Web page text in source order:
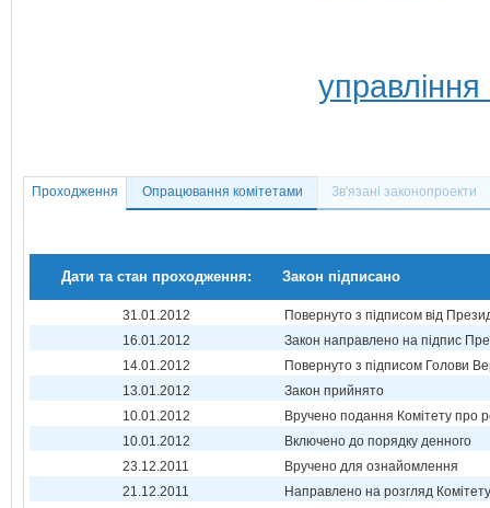
Проходження Опрацювання комітетами Зв'язані законопроекти
Дати та стан проходження: Закон підписано
31.01.2012
Повернуто з підписом від
16.01.2012
Закон направлено на підпис
14.01.2012
Повернуто з підписом Голови
13.01.2012
Закон прийнято
10.01.2012
Вручено подання Комітету про
10.01.2012
Включено до порядку денного
23.12.2011
Вручено для ознайомлення
21.12.2011
Направлено на розгляд Комітету